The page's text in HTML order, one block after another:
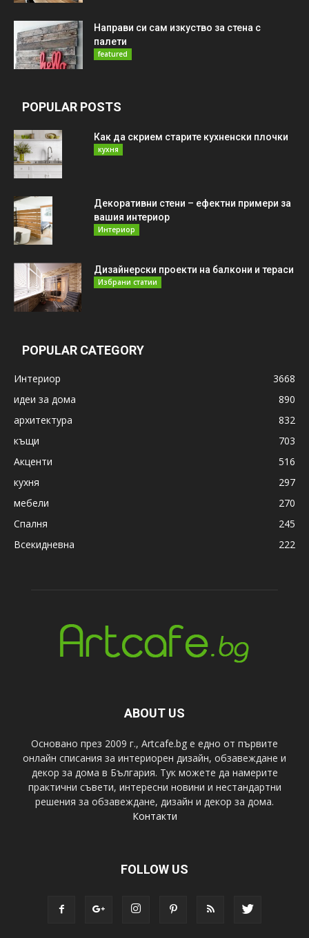
Направи си сам изкуство за стена с
палети
featured
POPULAR POSTS
Как да скрием старите кухненски плочки
кухня
Декоративни стени – ефектни примери за
вашия интериор
Интериор
Дизайнерски проекти на балкони и тераси
Избрани статии
POPULAR CATEGORY
Интериор
3668
идеи за дома
890
архитектура
832
къщи
703
Акценти
516
кухня
297
мебели
270
Спалня
245
Всекидневна
222
ABOUT US
Основано през 2009 г., Artcafe.bg е едно от първите
онлайн списания за интериорен дизайн, обзавеждане и
декор за дома в България. Тук можете да намерите
практични съвети, интересни новини и нестандартни
решения за обзавеждане, дизайн и декор за дома.
Контакти
FOLLOW US